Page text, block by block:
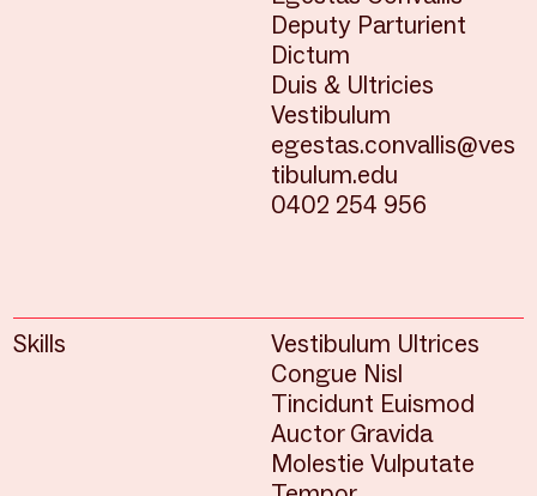
Deputy Parturient
Dictum
Duis & Ultricies
Vestibulum
egestas.convallis@ves
tibulum.edu
0402 254 956
Skills
Vestibulum Ultrices
Congue Nisl
Tincidunt Euismod
Auctor Gravida
Molestie Vulputate